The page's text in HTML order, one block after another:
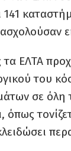
141
ΕΛΤΑ
του
σε όλη